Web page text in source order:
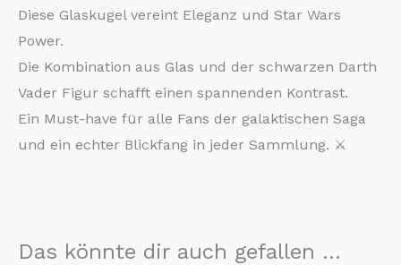
Diese Glaskugel vereint Eleganz und Star Wars
Power.
Die Kombination aus Glas und der schwarzen Darth
Vader Figur schafft einen spannenden Kontrast.
Ein Must-have für alle Fans der galaktischen Saga
und ein echter Blickfang in jeder Sammlung. ⚔️
Das könnte dir auch gefallen …